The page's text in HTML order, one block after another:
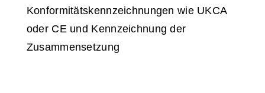
Konformitätskennzeichnungen wie UKCA
oder CE und Kennzeichnung der
Zusammensetzung